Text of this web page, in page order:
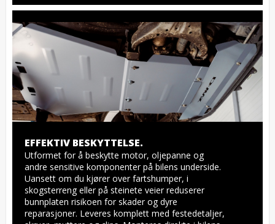
EFFEKTIV BESKYTTELSE.
Utformet for å beskytte motor, oljepanne og
andre sensitive komponenter på bilens underside.
Uansett om du kjører over fartshumper, i
skogsterreng eller på steinete veier reduserer
bunnplaten risikoen for skader og dyre
reparasjoner. Leveres komplett med festedetaljer,